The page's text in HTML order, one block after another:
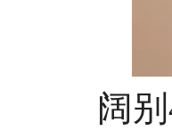
阔别4